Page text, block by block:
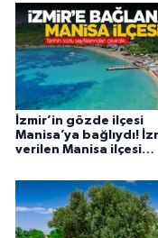
İzmir’in gözde ilçesi
Manisa’ya bağlıydı!
verilen Manisa ilçesi…